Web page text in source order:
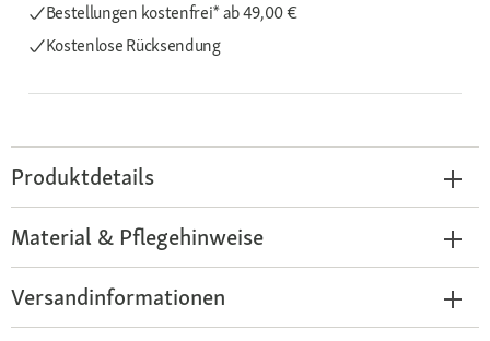
Bestellungen kostenfrei*ab 49,00 €
Kostenlose Rücksendung
Produktdetails
Material & Pflegehinweise
Versandinformationen